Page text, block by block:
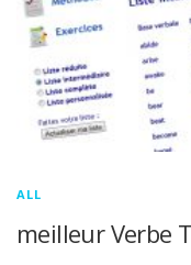
ALL
meilleur Verbe